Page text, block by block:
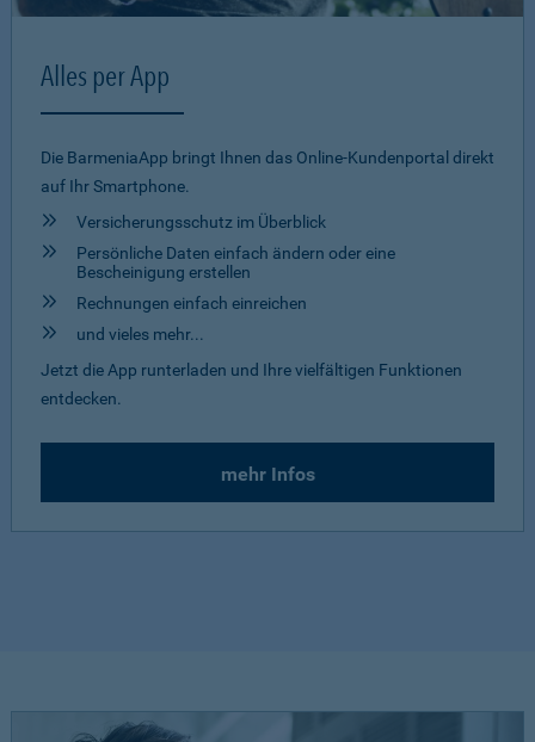
Alles per App
Die BarmeniaApp bringt Ihnen das Online-Kundenportal direkt
auf Ihr Smartphone.
Versicherungsschutz im Überblick
Persönliche Daten einfach ändern oder eine
Bescheinigung erstellen
Rechnungen einfach einreichen
und vieles mehr...
Jetzt die App runterladen und Ihre vielfältigen Funktionen
entdecken.
mehr Infos